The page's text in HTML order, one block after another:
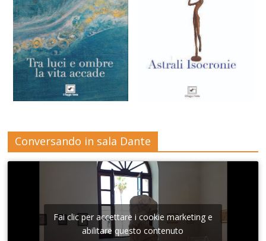
Conversando in sala Dante
Fai clic per accettare i cookie marketing e
abilitare questo contenuto